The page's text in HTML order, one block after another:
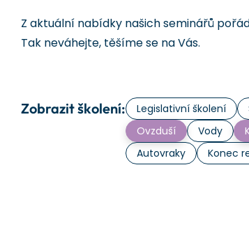
Z aktuální nabídky našich seminářů
Tak neváhejte, těšíme se na Vás.
Zobrazit školení: Legislativní školení
Ovzduší
Vody
Autovraky
Konec